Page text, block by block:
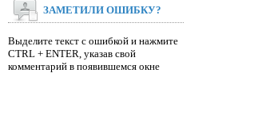
ЗАМЕТИЛИ ОШИБКУ?
Выделите текст с ошибкой и нажмите
CTRL + ENTER, указав свой
комментарий в появившемся окне